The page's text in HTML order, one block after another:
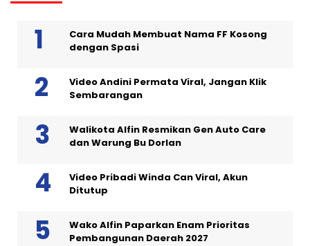
Cara Mudah Membuat Nama FF Kosong
dengan Spasi
Video Andini Permata Viral, Jangan Klik
Sembarangan
Walikota Alfin Resmikan Gen Auto Care
dan Warung Bu Dorlan
Video Pribadi Winda Can Viral, Akun
Ditutup
Wako Alfin Paparkan Enam Prioritas
Pembangunan Daerah 2027